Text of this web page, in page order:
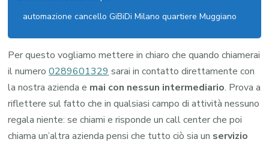
automazione cancello GiBiDi Milano quartiere Muggiano
Per questo vogliamo mettere in chiaro che quando chiamerai
il numero0289601329sarai in contatto direttamente con
la nostra azienda e mai con nessun intermediario. Prova a
riflettere sul fatto che in qualsiasi campo di attività nessuno
regala niente: se chiami e risponde un call center che poi
chiama un’altra azienda pensi che tutto ciò sia un servizio